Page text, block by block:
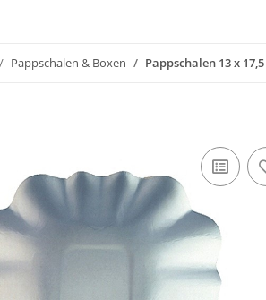
Pappschalen & Boxen Pappschalen 13 x